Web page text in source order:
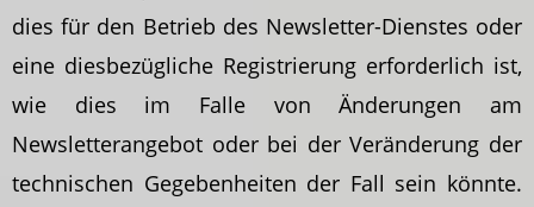
dies für den Betrieb des Newsletter-Dienstes oder
eine diesbezügliche Registrierung erforderlich ist,
wie dies im Falle von Änderungen am
Newsletterangebot oder bei der Veränderung der
technischen Gegebenheiten der Fall sein könnte.